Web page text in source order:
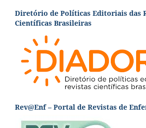
Diretório de Políticas Editoriais das
Científicas Brasileiras
Rev@Enf – Portal de Revistas de